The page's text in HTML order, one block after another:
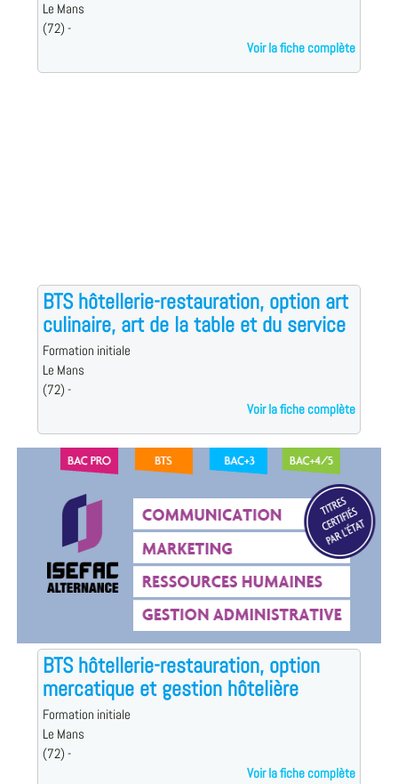
Le Mans
(72) -
Voir la fiche complète
BTS hôtellerie-restauration, option art
culinaire, art de la table et du service
Formation initiale
Le Mans
(72) -
Voir la fiche complète
BTS hôtellerie-restauration, option
mercatique et gestion hôtelière
Formation initiale
Le Mans
(72) -
Voir la fiche complète